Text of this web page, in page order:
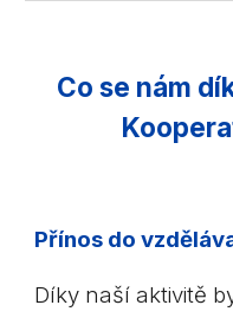
Co se nám
Přínos do
Díky naší aktivitě